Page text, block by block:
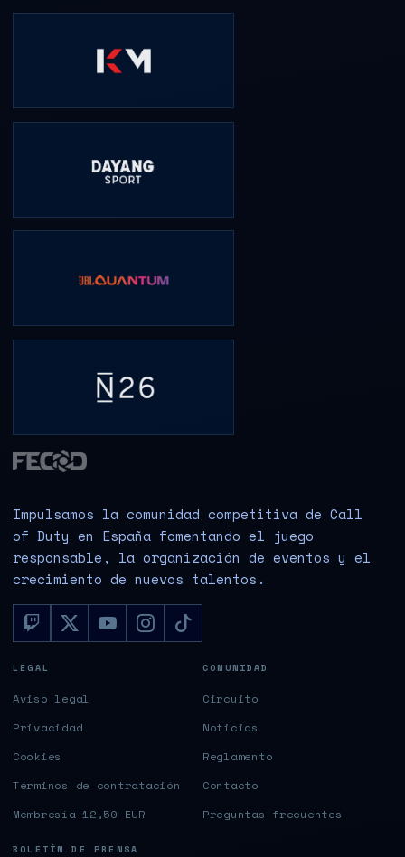
Impulsamos la comunidad competitiva de Call
of Duty en España fomentando el juego
responsable, la organización de eventos y el
crecimiento de nuevos talentos.
LEGAL
Aviso legal
Privacidad
Cookies
Términos de contratación
Membresía 12,50 EUR
COMUNIDAD
Circuito
Noticias
Reglamento
Contacto
Preguntas frecuentes
BOLETÍN DE PRENSA